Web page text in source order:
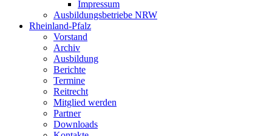
Impressum
Ausbildungsbetriebe NRW
Rheinland-Pfalz
Vorstand
Archiv
Ausbildung
Berichte
Termine
Reitrecht
Mitglied werden
Partner
Downloads